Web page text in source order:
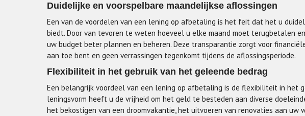
Duidelijke en voorspelbare maandelijkse aflossingen
Een van de voordelen van een lening op afbetaling is het feit dat het u
biedt. Door van tevoren te weten hoeveel u elke maand moet terugbetalen
uw budget beter plannen en beheren. Deze transparantie zorgt voor
aan toe bent en geen verrassingen tegenkomt tijdens de aflossingsperiode.
Flexibiliteit in het gebruik van het geleende bedrag
Een belangrijk voordeel van een lening op afbetaling is de flexibiliteit in het
leningsvorm heeft u de vrijheid om het geld te besteden aan diverse
het bekostigen van een droomvakantie, het uitvoeren van renovaties aan uw